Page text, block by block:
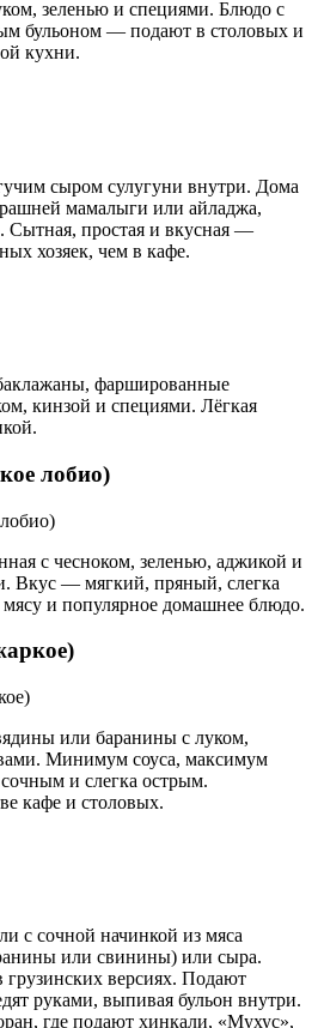
зеленью и специями. Блюдо с
бульоном — подают в столовых и
кухни.
сыром сулугуни внутри. Дома
мамалыги или айладжа,
Сытная, простая и вкусная —
хозяек, чем в кафе.
фаршированные
кинзой и специями. Лёгкая
лобио)
с чесноком, зеленью, аджикой и
Вкус — мягкий, пряный, слегка
и популярное домашнее блюдо.
или баранины с луком,
Минимум соуса, максимум
и слегка острым.
кафе и столовых.
с сочной начинкой из мяса
или свинины) или сыра.
грузинских версиях. Подают
руками, выпивая бульон внутри.
где подают хинкали, «Мухус»,